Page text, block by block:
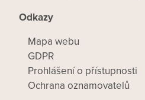
Odkazy
Mapa webu
GDPR
Prohlášení o přístupnosti
Ochrana oznamovatelů